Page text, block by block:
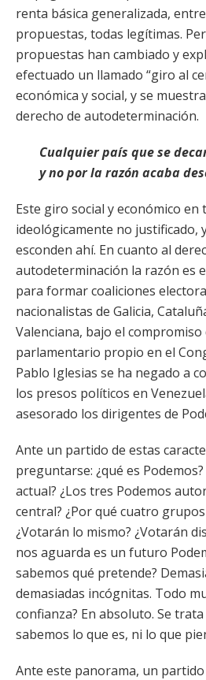
renta básica generalizada,
propuestas, todas legítimas.
propuestas han cambiado y
efectuado un llamado “giro al
económica y social, y se
derecho de autodeterminación.
Cualquier país que se
y no por la razón acaba
Este giro social y económico en
ideológicamente no justificado,
esconden ahí. En cuanto al
autodeterminación la razón es
para formar coaliciones
nacionalistas de Galicia,
Valenciana, bajo el
parlamentario propio en el
Pablo Iglesias se ha negado a
los presos políticos en
asesorado los dirigentes de
Ante un partido de estas
preguntarse: ¿qué es Podemos?
actual? ¿Los tres Podemos
central? ¿Por qué cuatro
¿Votarán lo mismo? ¿Votarán
nos aguarda es un futuro
sabemos qué pretende?
demasiadas incógnitas. Todo
confianza? En absoluto. Se
sabemos lo que es, ni lo que
Ante este panorama, un partido